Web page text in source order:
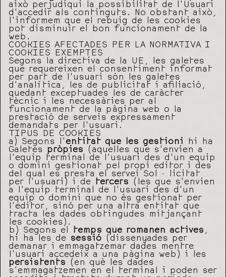
això perjudiqui la possibilitat de l’Usuari
d’accedir als continguts. No obstant això,
l’informem que el rebuig de les cookies
pot disminuir el bon funcionament de la
web.
COOKIES AFECTADES PER LA NORMATIVA I
COOKIES EXEMPTES
Segons la directiva de la UE, les galetes
que requereixen el consentiment informat
per part de l’usuari són les galetes
d’analítica, les de publicitat i afiliació,
quedant exceptuades les de caràcter
tècnic i les necessàries per al
funcionament de la pàgina web o la
prestació de serveis expressament
demandats per l’usuari.
TIPUS DE COOKIES
a) Segons l’ entitat que les gestioni
hi ha
Galetes
pròpies (aquelles que s’envien a
l’equip terminal de l’usuari des d’un equip
o domini gestionat pel propi editor i des
del qual es presta el servei Sol · licitat
per l’usuari) i de
tercers (les que s’envien
a l’equip terminal de l’usuari des d’un
equip o domini que no és gestionat per
l’editor, sinó per una altra entitat que
tracta les dades obtingudes mitjançant
les cookies).
b) Segons el
temps que romanen actives ,
hi ha les de
sessió (dissenyades per
demanar i emmagatzemar dades mentre
l’usuari accedeix a una pàgina web) i les
persistents (en què les dades
s’emmagatzemen en el terminal i poden ser